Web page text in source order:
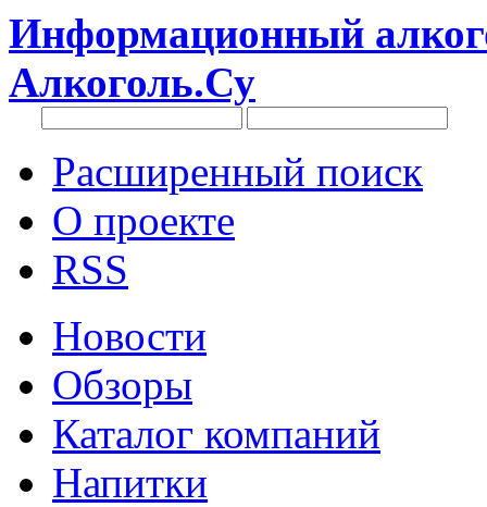
Информационный
Алкоголь.Су
Расширенный поиск
О проекте
RSS
Новости
Обзоры
Каталог компаний
Напитки